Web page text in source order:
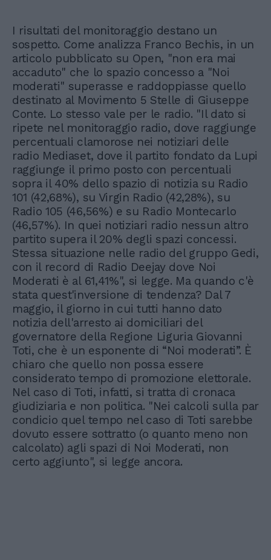
I risultati del monitoraggio destano un
sospetto. Come analizza Franco Bechis, in un
articolo pubblicato su Open, "non era mai
accaduto" che lo spazio concesso a "Noi
moderati" superasse e raddoppiasse quello
destinato al Movimento 5 Stelle di Giuseppe
Conte. Lo stesso vale per le radio. "Il dato si
ripete nel monitoraggio radio, dove raggiunge
percentuali clamorose nei notiziari delle
radio Mediaset, dove il partito fondato da Lupi
raggiunge il primo posto con percentuali
sopra il 40% dello spazio di notizia su Radio
101 (42,68%), su Virgin Radio (42,28%), su
Radio 105 (46,56%) e su Radio Montecarlo
(46,57%). In quei notiziari radio nessun altro
partito supera il 20% degli spazi concessi.
Stessa situazione nelle radio del gruppo Gedi,
con il record di Radio Deejay dove Noi
Moderati è al 61,41%", si legge. Ma quando c'è
stata quest'inversione di tendenza? Dal 7
maggio, il giorno in cui tutti hanno dato
notizia dell'arresto ai domiciliari del
governatore della Regione Liguria Giovanni
Toti, che è un esponente di “Noi moderati”. È
chiaro che quello non possa essere
considerato tempo di promozione elettorale.
Nel caso di Toti, infatti, si tratta di cronaca
giudiziaria e non politica. "Nei calcoli sulla par
condicio quel tempo nel caso di Toti sarebbe
dovuto essere sottratto (o quanto meno non
calcolato) agli spazi di Noi Moderati, non
certo aggiunto", si legge ancora.